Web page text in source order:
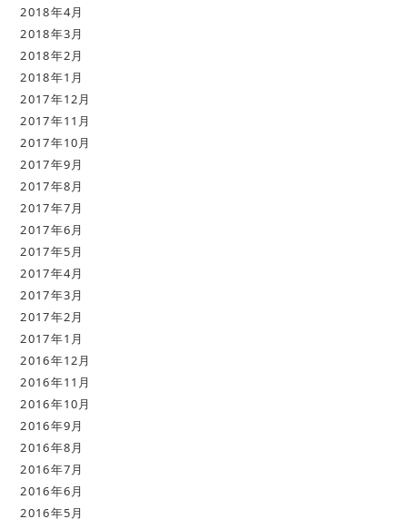
2018年4月
2018年3月
2018年2月
2018年1月
2017年12月
2017年11月
2017年10月
2017年9月
2017年8月
2017年7月
2017年6月
2017年5月
2017年4月
2017年3月
2017年2月
2017年1月
2016年12月
2016年11月
2016年10月
2016年9月
2016年8月
2016年7月
2016年6月
2016年5月